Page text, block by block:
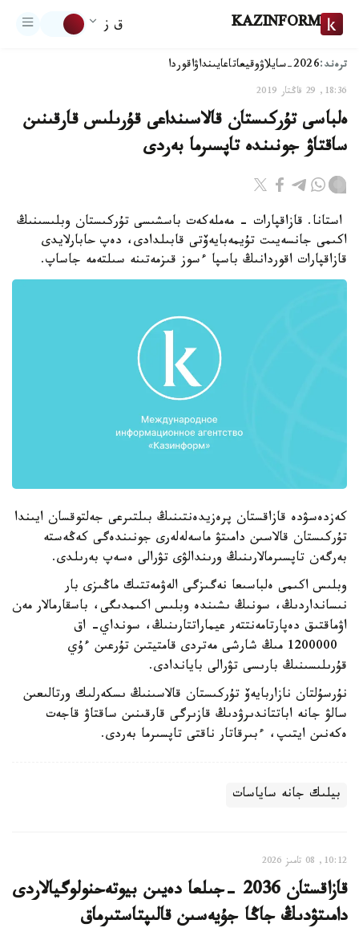
KAZINFORM ق ز
ترەند:2026-سايلاۋ وقيعاتاعايىنداۋاقوردا
18:36, 29 قاڭتار 2019
ەلباسى تۇركىستان قالاسىنداعى قۇرىلىس قارقىنىن
ساقتاۋ جونىندە تاپسىرما بەردى
استانا. قازاقپارات - مەملەكەت باسشىسى تۇركىستان وبلىسىنىڭ
اكىمى جانسەيىت تۇيمەبايەۆتى قابىلدادى، دەپ حابارلايدى
قازاقپارات اقوردانىڭ باسپا ءسوز قىزمەتىنە سىلتەمە جاساپ.
كەزدەسۋدە قازاقستان پرەزيدەنتىنىڭ بىلتىرعى جەلتوقسان ايىندا
تۇركىستان قالاسىن دامىتۋ ماسەلەلەرى جونىندەگى كەڭەستە
بەرگەن تاپسىرمالارىنىڭ ورىندالۋى تۋرالى ەسەپ بەرىلدى.
وبلىس اكىمى ەلباسىعا نەگىزگى الەۋمەتتىك ماڭىزى بار
نىسانداردىڭ، سونىڭ ىشىندە وبلىس اكىمدىگى، باسقارمالار مەن
اۋماقتىق دەپارتامەنتتەر عيماراتتارىنىڭ، سونداي- اق
1200000 مىڭ شارشى مەتردى قامتيتىن تۇرعىن ءۇي
قۇرىلىسىنىڭ بارىسى تۋرالى باياندادى.
نۇرسۇلتان نازاربايەۆ تۇركىستان قالاسىنىڭ ىسكەرلىك ورتالىعىن
سالۋ جانە اباتتاندىرۋدىڭ قازىرگى قارقىنىن ساقتاۋ قاجەت
ەكەنىن ايتىپ، ءبىرقاتار ناقتى تاپسىرما بەردى.
بيلىك جانە ساياسات
10:12, 08 تامىز 2026
قازاقستان 2036 -جىلعا دەيىن بيوتەحنولوگيالاردى
دامىتۋدىڭ جاڭا جۇيەسىن قالىپتاستىرماق